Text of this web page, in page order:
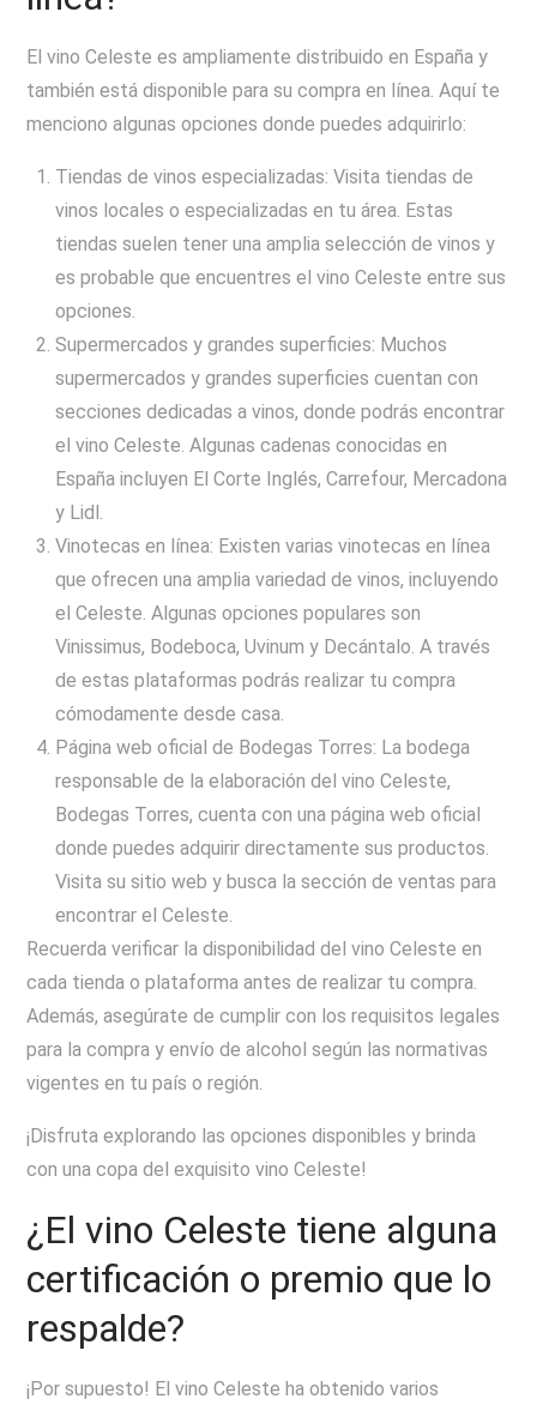
El vino Celeste es ampliamente distribuido en España y
también está disponible para su compra en línea. Aquí te
menciono algunas opciones donde puedes adquirirlo:
Tiendas de vinos especializadas: Visita tiendas de
vinos locales o especializadas en tu área. Estas
tiendas suelen tener una amplia selección de vinos y
es probable que encuentres el vino Celeste entre sus
opciones.
Supermercados y grandes superficies: Muchos
supermercados y grandes superficies cuentan con
secciones dedicadas a vinos, donde podrás encontrar
el vino Celeste. Algunas cadenas conocidas en
España incluyen El Corte Inglés, Carrefour, Mercadona
y Lidl.
Vinotecas en línea: Existen varias vinotecas en línea
que ofrecen una amplia variedad de vinos, incluyendo
el Celeste. Algunas opciones populares son
Vinissimus, Bodeboca, Uvinum y Decántalo. A través
de estas plataformas podrás realizar tu compra
cómodamente desde casa.
Página web oficial de Bodegas Torres: La bodega
responsable de la elaboración del vino Celeste,
Bodegas Torres, cuenta con una página web oficial
donde puedes adquirir directamente sus productos.
Visita su sitio web y busca la sección de ventas para
encontrar el Celeste.
Recuerda verificar la disponibilidad del vino Celeste en
cada tienda o plataforma antes de realizar tu compra.
Además, asegúrate de cumplir con los requisitos legales
para la compra y envío de alcohol según las normativas
vigentes en tu país o región.
¡Disfruta explorando las opciones disponibles y brinda
con una copa del exquisito vino Celeste!
¿El vino Celeste tiene alguna
certificación o premio que lo
respalde?
¡Por supuesto! El vino Celeste ha obtenido varios